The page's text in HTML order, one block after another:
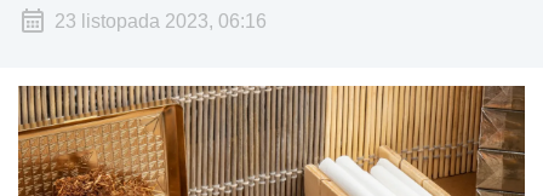
23 listopada 2023, 06:16